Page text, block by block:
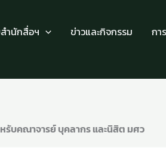
ำนักสื่อฯ ข่าวและกิจกรรม กา
รับคณาจารย์ บุคลากร และนิสิต มศว